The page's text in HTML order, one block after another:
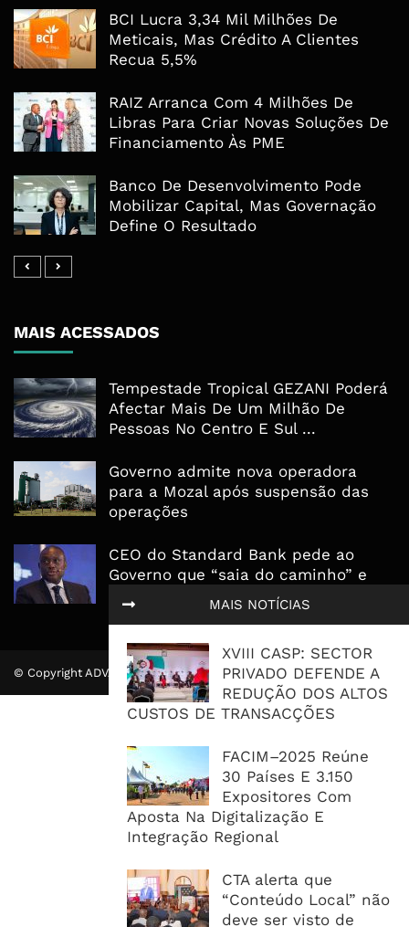
MAIS NOTÍCIAS
XVIII CASP: SECTOR
PRIVADO DEFENDE A
REDUÇÃO DOS ALTOS
CUSTOS DE TRANSACÇÕES
FACIM–2025 Reúne
30 Países E 3.150
Expositores Com
Aposta Na Digitalização E
Integração Regional
CTA alerta que
“Conteúdo Local” não
deve ser visto de
BCI Lucra 3,34 Mil Milhões De
Meticais, Mas Crédito A Clientes
Recua 5,5%
RAIZ Arranca Com 4 Milhões De
Libras Para Criar Novas Soluções De
Financiamento Às PME
Banco De Desenvolvimento Pode
Mobilizar Capital, Mas Governação
Define O Resultado
MAIS ACESSADOS
Tempestade Tropical GEZANI Poderá
Afectar Mais De Um Milhão De
Pessoas No Centro E Sul ...
Governo admite nova operadora
para a Mozal após suspensão das
operações
CEO do Standard Bank pede ao
Governo que “saia do caminho” e
© Copyright ADVALUE. Todos Direitos Reservados.